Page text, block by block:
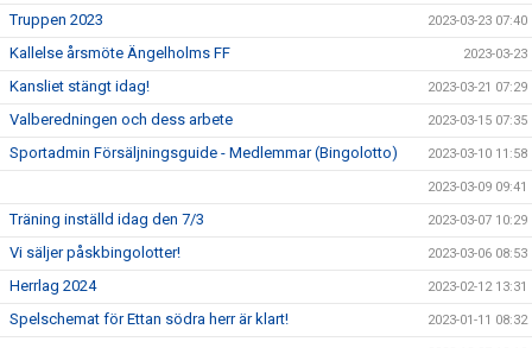
Truppen 2023 2023-03-23 07:40
Kallelse årsmöte Ängelholms FF 2023-03-23
Kansliet stängt idag! 2023-03-21 07:29
Valberedningen och dess arbete 2023-03-15 07:35
Sportadmin Försäljningsguide - Medlemmar (Bingolotto) 2023-03-10 11:58
2023-03-09 09:41
Träning inställd idag den 7/3 2023-03-07 10:29
Vi säljer påskbingolotter! 2023-03-06 08:53
Herrlag 2024 2023-02-12 13:31
Spelschemat för Ettan södra herr är klart! 2023-01-11 08:32